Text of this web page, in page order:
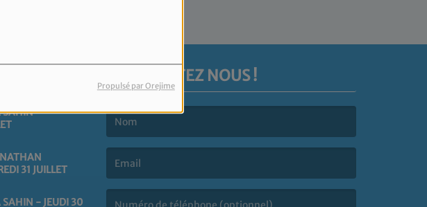
Propulsé par Orejime
SAHIN -
31 JUILLET
SAHIN - JEUDI 30
CONTACTEZ NOUS !